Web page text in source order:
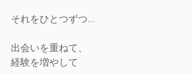
それをひとつずつ...
出会いを重ねて、
経験を増やして